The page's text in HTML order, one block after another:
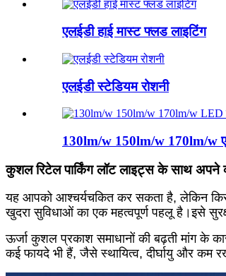
एलईडी हाई मास्ट फ्लड लाइटिंग
एलईडी स्टेडियम रोशनी
130lm/w 150lm/w 170lm/w
कुशल रिटेल पार्किंग लॉट लाइट्स के साथ अपने
यह आपको आश्चर्यचकित कर सकता है, लेकिन किसी
खुदरा सुविधाओं का एक महत्वपूर्ण पहलू है।इसे
ऊर्जा कुशल प्रकाश समाधानों की बढ़ती मांग के
कई फायदे भी हैं, जैसे स्थायित्व, दीर्घायु और कम